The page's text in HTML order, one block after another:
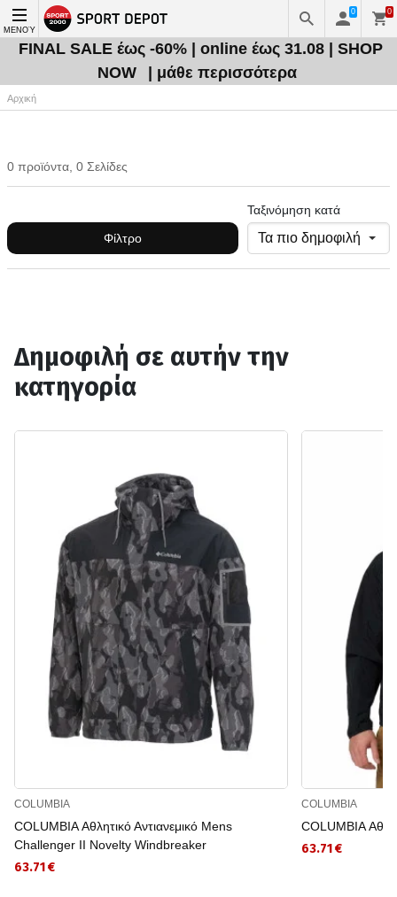
ΜΕΝΟΎ
0 0
FINAL SALE έως -60% | online έως 31.08 | SHOP
NOW
| μάθε περισσότερα
Αρχική
0 προϊόντα, 0 Σελίδες
Φίλτρο
Ταξινόμηση κατά
Δημοφιλή σε αυτήν την
κατηγορία
COLUMBIA
COLUMBIA Αθλητικό Αντιανεμικό Mens
Challenger II Novelty Windbreaker
63.71 €
COLUMBIA
COLUMBIA
63.71 €